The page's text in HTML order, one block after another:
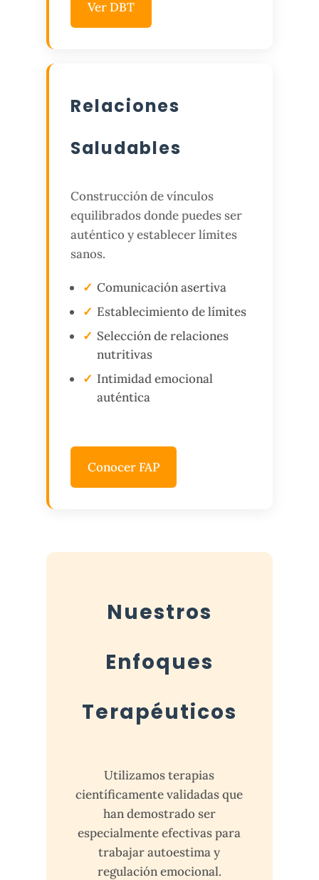
Ver DBT
Relaciones
Saludables
Construcción de vínculos
equilibrados donde puedes ser
auténtico y establecer límites
sanos.
Comunicación asertiva
Establecimiento de límites
Selección de relaciones
nutritivas
Intimidad emocional
auténtica
Conocer FAP
Nuestros
Enfoques
Terapéuticos
Utilizamos terapias
científicamente validadas que
han demostrado ser
especialmente efectivas para
trabajar autoestima y
regulación emocional.